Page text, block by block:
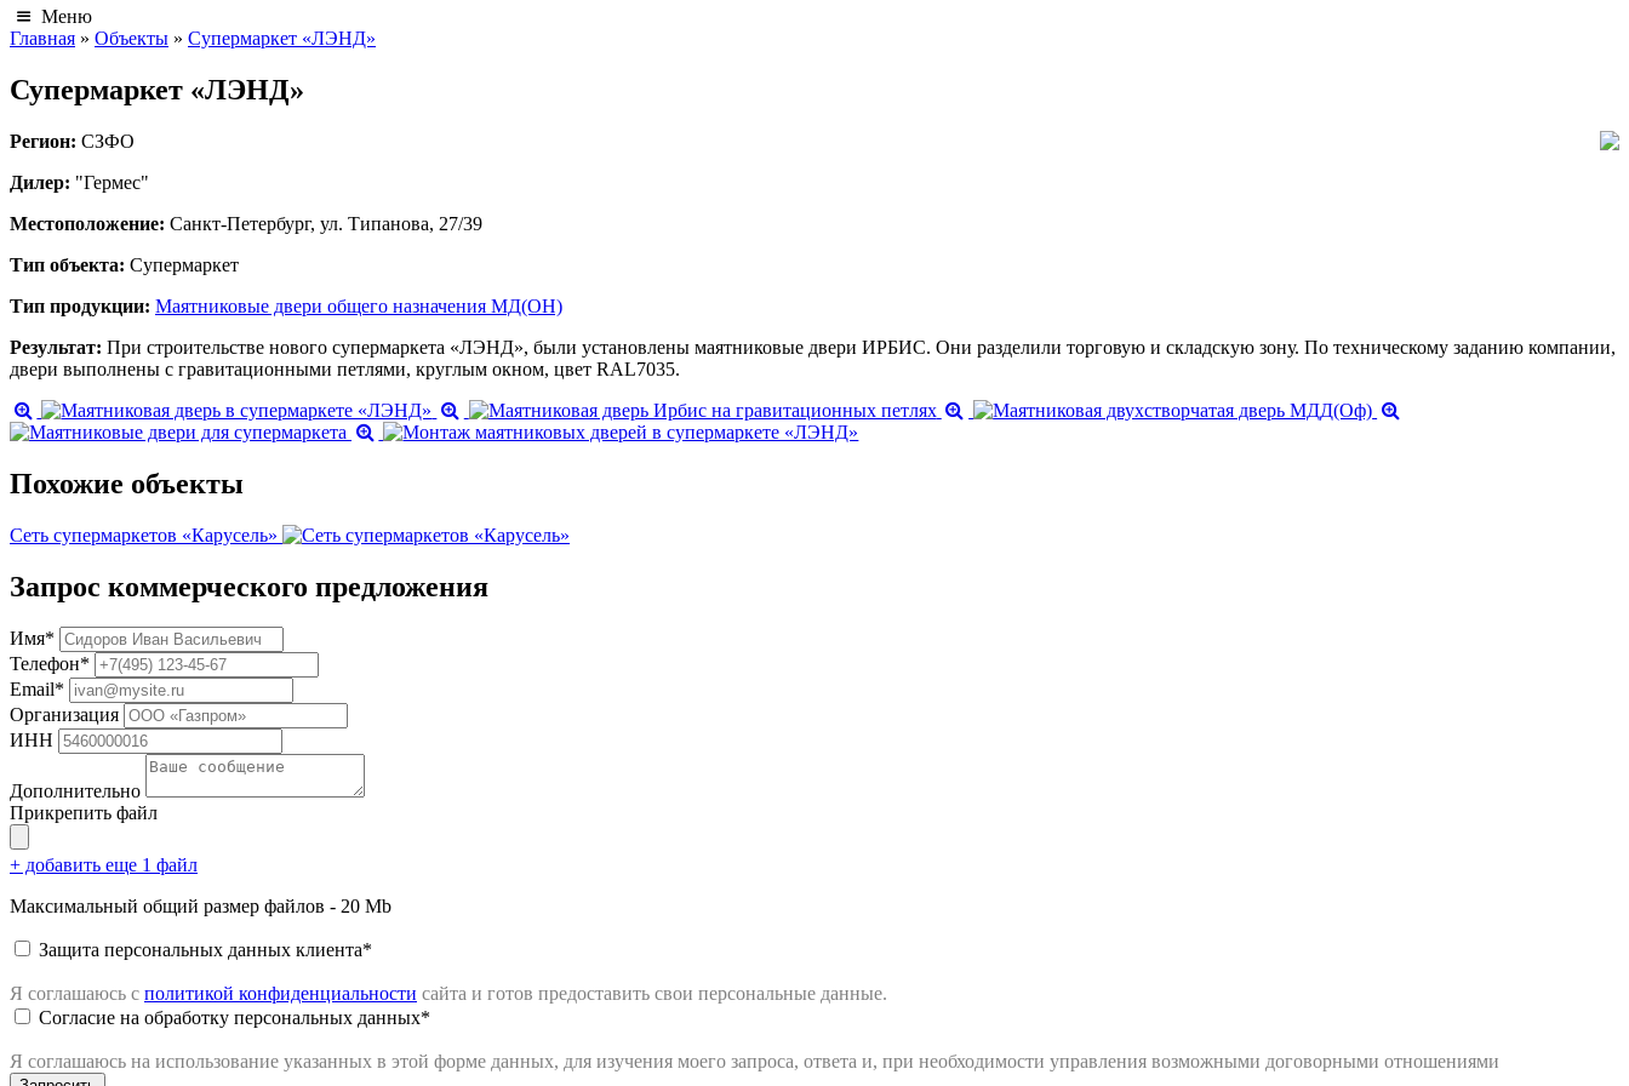
Меню
Главная » Объекты » Супермаркет «ЛЭНД»
Супермаркет «ЛЭНД»
Регион: СЗФО
Дилер: "Гермес"
Местоположение: Санкт-Петербург, ул. Типанова, 27/39
Тип объекта: Супермаркет
Тип продукции: Маятниковые двери общего назначения МД(ОН)
Результат: При строительстве нового супермаркета «ЛЭНД», были установлены маятниковые двери ИРБИС. Они разделили торговую и складскую зону. По техническому заданию компании,
двери выполнены с гравитационными петлями, круглым окном, цвет RAL7035.
Похожие объекты
Cеть cупермаркетов «Карусель»
Запрос коммерческого предложения
Имя*
Телефон*
Email*
Организация
ИНН
Дополнительно
Прикрепить файл
+ добавить еще 1 файл
Максимальный общий размер файлов - 20 Mb
Защита персональных данных клиента*
Я соглашаюсь с политикой конфиденциальности сайта и готов предоставить свои персональные данные.
Согласие на обработку персональных данных*
Я соглашаюсь на использование указанных в этой форме данных, для изучения моего запроса, ответа и, при необходимости управления возможными договорными отношениями